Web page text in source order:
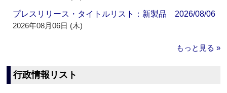
プレスリリース・タイトルリスト：新製品 2026/08/06
2026年08月06日 (木)
もっと見る »
行政情報リスト